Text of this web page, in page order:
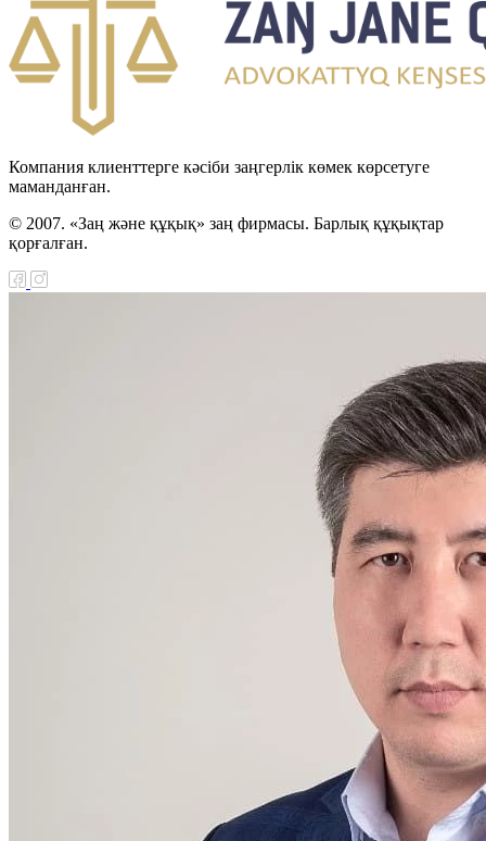
Компания клиенттерге кәсіби заңгерлік көмек көрсетуге
маманданған.
© 2007. «Заң және құқық» заң фирмасы. Барлық құқықтар
қорғалған.